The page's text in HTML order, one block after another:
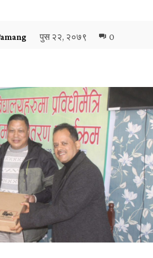
पुस २२, २०७९ 0